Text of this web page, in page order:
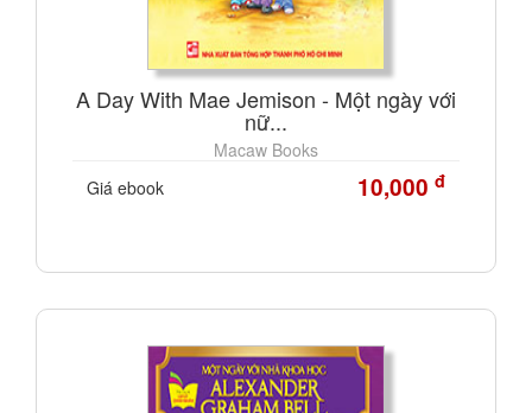
A Day With Mae Jemison - Một ngày với
nữ...
Macaw Books
Giá ebook
10,000 đ